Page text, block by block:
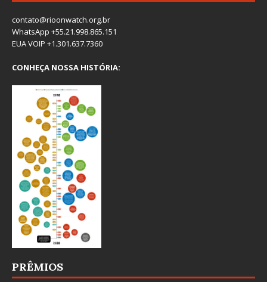
contato@rioonwatch.org.br
WhatsApp +55.21.998.865.151
EUA VOIP +1.301.637.7360
CONHEÇA NOSSA HISTÓRIA:
PRÊMIOS